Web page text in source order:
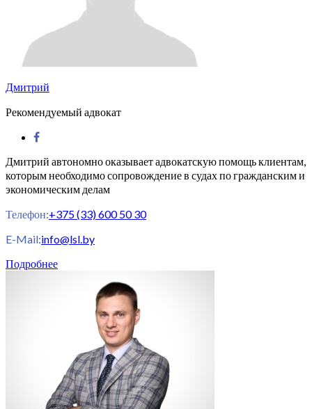
Дмитрий
Рекомендуемый адвокат
Дмитрий автономно оказывает адвокатскую помощь клиентам,
которым необходимо сопровождение в судах по гражданским и
экономическим делам
Телефон:+375 (33) 600 50 30
E-Mail:info@lsl.by
Подробнее